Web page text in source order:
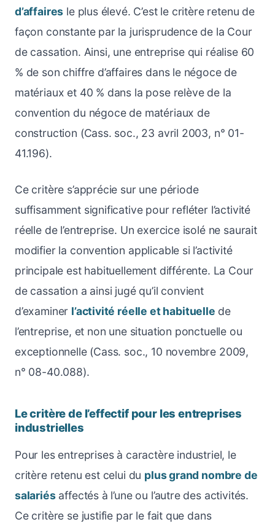
d’affaires le plus élevé. C’est le critère retenu de
façon constante par la jurisprudence de la Cour
de cassation. Ainsi, une entreprise qui réalise 60
% de son chiffre d’affaires dans le négoce de
matériaux et 40 % dans la pose relève de la
convention du négoce de matériaux de
construction (Cass. soc., 23 avril 2003, n° 01-
41.196).
Ce critère s’apprécie sur une période
suffisamment significative pour refléter l’activité
réelle de l’entreprise. Un exercice isolé ne saurait
modifier la convention applicable si l’activité
principale est habituellement différente. La Cour
de cassation a ainsi jugé qu’il convient
d’examiner l’activité réelle et habituelle de
l’entreprise, et non une situation ponctuelle ou
exceptionnelle (Cass. soc., 10 novembre 2009,
n° 08-40.088).
Le critère de l’effectif pour les entreprises
industrielles
Pour les entreprises à caractère industriel, le
critère retenu est celui du plus grand nombre de
salariésaffectés à l’une ou l’autre des activités.
Ce critère se justifie par le fait que dans